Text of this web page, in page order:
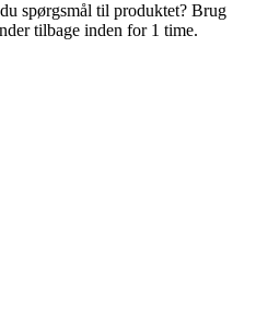
spørgsmål til produktet? Brug
tilbage inden for 1 time.